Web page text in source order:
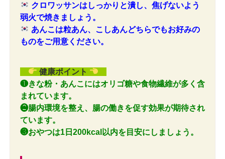
クロワッサンはしっかりと潰し、焦げないよう
弱火で焼きましょう。
あんこは粒あん、こしあんどちらでもお好みの
ものをご用意ください。
健康ポイント
❶きな粉・あんこにはオリゴ糖や食物繊維が多く含
まれています。
❷腸内環境を整え、腸の働きを促す効果が期待され
ています。
❸おやつは1日200kcal以内を目安にしましょう。